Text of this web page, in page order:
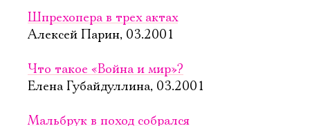
Шпрехопера в трех актах
Алексей Парин, 03.2001
Что такое «Война и мир»?
Елена Губайдуллина, 03.2001
Мальбрук в поход собрался